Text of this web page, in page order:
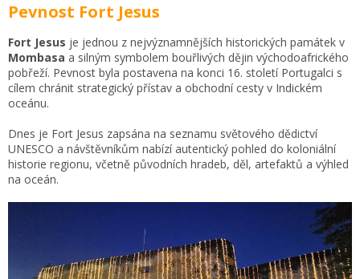
Pevnost Fort Jesus
Fort Jesus je jednou z nejvýznamnějších historických památek v
Mombasa a silným symbolem bouřlivých dějin východoafrického
pobřeží. Pevnost byla postavena na konci 16. století Portugalci s
cílem chránit strategický přístav a obchodní cesty v Indickém
oceánu.
Dnes je Fort Jesus zapsána na seznamu světového dědictví
UNESCO a návštěvníkům nabízí autentický pohled do koloniální
historie regionu, včetně původních hradeb, děl, artefaktů a výhled
na oceán.